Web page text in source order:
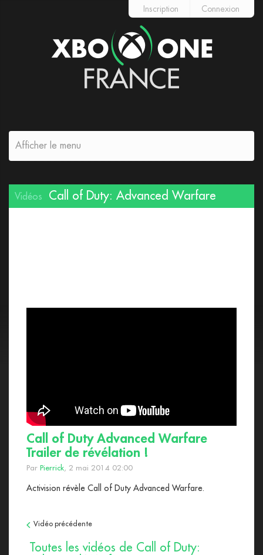
Inscription Connexion
Afficher le menu
Vidéos Call of Duty: Advanced Warfare
Call of Duty Advanced Warfare
Trailer de révélation !
Par Pierrick, 2 mai 2014 02:00
Activision révèle Call of Duty Advanced Warfare.
Vidéo précédente
Toutes les vidéos de Call of Duty: